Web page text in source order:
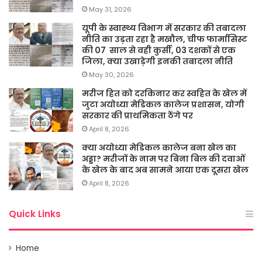
May 31, 2026
यूपी के स्वास्थ्य विभाग में सरकार की तबादला
नीति का उड़ता रहा है मखौल, चीफ फार्मासिस्ट
की 07 साल से वही कुर्सी, 03 दशकों से एक
जिला, क्या उखाड़ेगी इनकी तबादला नीति
May 30, 2026
मरीज हित को दरकिनार कर स्वहित के खेल में
जुटा अयोध्या मेडिकल कालेज प्रशासन, योगी
सरकार की प्राथमिकता ठेंगे पर
April 8, 2026
क्या अयोध्या मेडिकल कालेज बना खेल का
अड्डा? मरीजों के नाम पर बिना बिल की दवाओं
के खेल के बाद अब सामने आया एक दूसरा खेल
April 8, 2026
Quick Links
Home